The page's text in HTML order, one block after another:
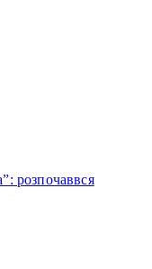
розпочаввся